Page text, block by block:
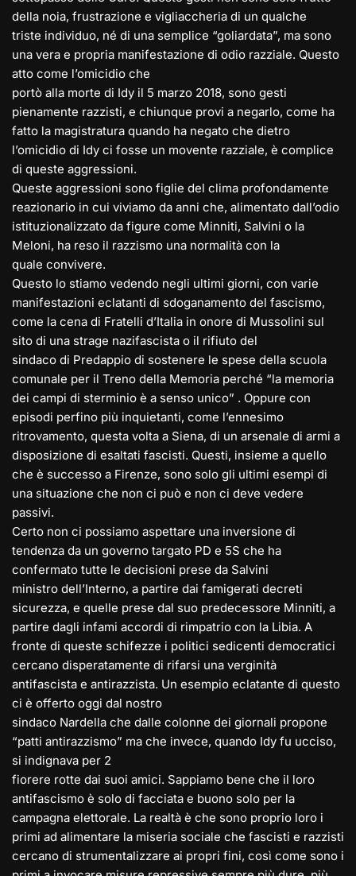
della noia, frustrazione e vigliaccheria di un qualche
triste individuo, né di una semplice “goliardata”, ma sono
una vera e propria manifestazione di odio razziale. Questo
atto come l’omicidio che
portò alla morte di Idy il 5 marzo 2018, sono gesti
pienamente razzisti, e chiunque provi a negarlo, come ha
fatto la magistratura quando ha negato che dietro
l’omicidio di Idy ci fosse un movente razziale, è complice
di queste aggressioni.
Queste aggressioni sono figlie del clima profondamente
reazionario in cui viviamo da anni che, alimentato dall’odio
istituzionalizzato da figure come Minniti, Salvini o la
Meloni, ha reso il razzismo una normalità con la
quale convivere.
Questo lo stiamo vedendo negli ultimi giorni, con varie
manifestazioni eclatanti di sdoganamento del fascismo,
come la cena di Fratelli d’Italia in onore di Mussolini sul
sito di una strage nazifascista o il rifiuto del
sindaco di Predappio di sostenere le spese della scuola
comunale per il Treno della Memoria perché “la memoria
dei campi di sterminio è a senso unico” . Oppure con
episodi perfino più inquietanti, come l’ennesimo
ritrovamento, questa volta a Siena, di un arsenale di armi a
disposizione di esaltati fascisti. Questi, insieme a quello
che è successo a Firenze, sono solo gli ultimi esempi di
una situazione che non ci può e non ci deve vedere
passivi.
Certo non ci possiamo aspettare una inversione di
tendenza da un governo targato PD e 5S che ha
confermato tutte le decisioni prese da Salvini
ministro dell’Interno, a partire dai famigerati decreti
sicurezza, e quelle prese dal suo predecessore Minniti, a
partire dagli infami accordi di rimpatrio con la Libia. A
fronte di queste schifezze i politici sedicenti democratici
cercano disperatamente di rifarsi una verginità
antifascista e antirazzista. Un esempio eclatante di questo
ci è offerto oggi dal nostro
sindaco Nardella che dalle colonne dei giornali propone
“patti antirazzismo” ma che invece, quando Idy fu ucciso,
si indignava per 2
fiorere rotte dai suoi amici. Sappiamo bene che il loro
antifascismo è solo di facciata e buono solo per la
campagna elettorale. La realtà è che sono proprio loro i
primi ad alimentare la miseria sociale che fascisti e razzisti
cercano di strumentalizzare ai propri fini, così come sono i